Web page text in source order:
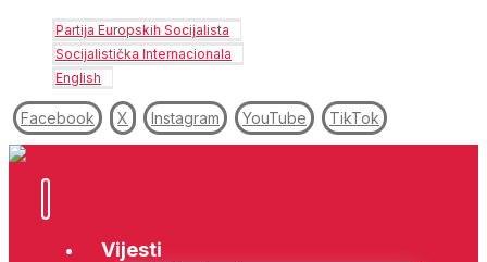
Partija Europskih Socijalista
Socijalistička Internacionala
English
Facebook X Instagram YouTube TikTok
Vijesti